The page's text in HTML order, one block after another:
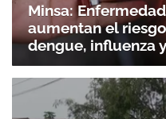
Minsa:
aumentan el
dengue, influenza